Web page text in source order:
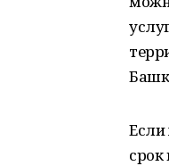
Если
срок